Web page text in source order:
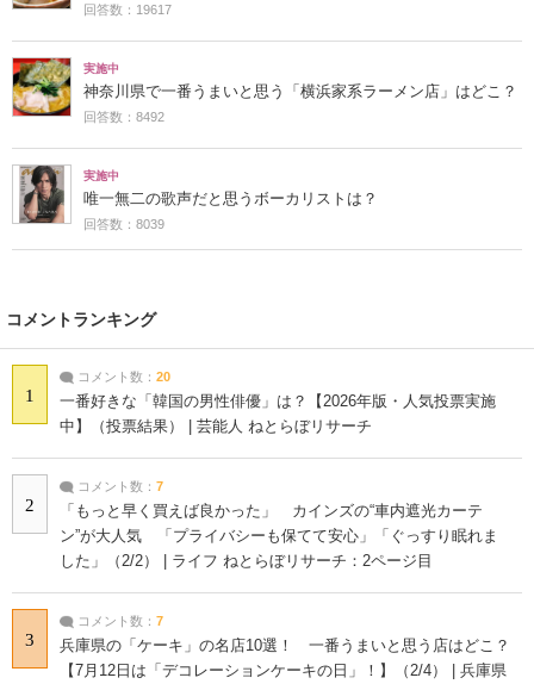
回答数：19617
実施中
神奈川県で一番うまいと思う「横浜家系ラーメン店」はどこ？
回答数：8492
実施中
唯一無二の歌声だと思うボーカリストは？
回答数：8039
コメントランキング
1
コメント数： 20
一番好きな「韓国の男性俳優」は？【2026年版・人気投票実施
中】（投票結果） | 芸能人 ねとらぼリサーチ
2
コメント数： 7
「もっと早く買えば良かった」 カインズの“車内遮光カーテ
ン”が大人気 「プライバシーも保てて安心」「ぐっすり眠れま
した」（2/2） | ライフ ねとらぼリサーチ：2ページ目
3
コメント数： 7
兵庫県の「ケーキ」の名店10選！ 一番うまいと思う店はどこ？
【7月12日は「デコレーションケーキの日」！】（2/4） | 兵庫県